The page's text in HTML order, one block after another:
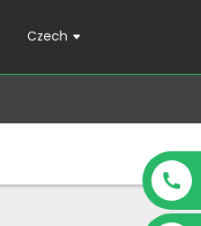
Czech